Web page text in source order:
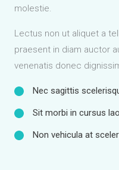
molestie.
Lectus non ut aliquet a
praesent in diam auctor
venenatis donec
Nec sagittis
Sit morbi in cursus
Non vehicula at